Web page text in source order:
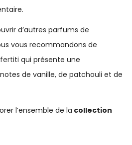
d’autres parfums de
vous recommandons de
qui présente une
de vanille, de patchouli et de
l’ensemble de la collection